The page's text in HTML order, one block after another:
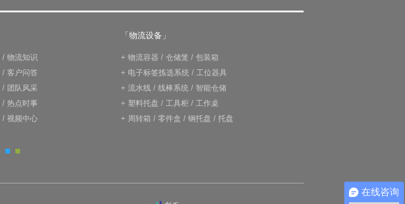
/ 物流知识
/ 客户问答
/ 团队风采
/ 热点时事
/ 视频中心
「物流设备」
+ 物流容器 / 仓储笼 / 包装箱
+ 电子标签拣选系统 / 工位器具
+ 流水线 / 线棒系统 / 智能仓储
+ 塑料托盘 / 工具柜 / 工作桌
+ 周转箱 / 零件盒 / 钢托盘 / 托盘
在线咨询